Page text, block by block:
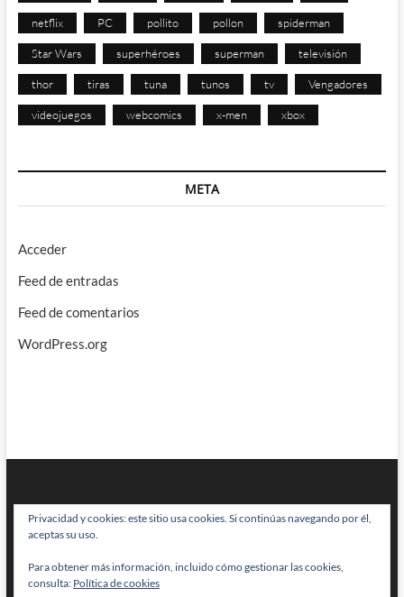
netflix PC pollito pollon spiderman
Star Wars superhéroes superman televisión
thor tiras tuna tunos tv Vengadores
videojuegos webcomics x-men xbox
META
Acceder
Feed de entradas
Feed de comentarios
WordPress.org
BRAINSTOMPING| Diseñado por:Theme Freesia|WordPress| © Todos
los derechos reservados
Privacidad y cookies: este sitio usa cookies. Si continúas navegando por él,
aceptas su uso.
Para obtener más información, incluido cómo gestionar las cookies,
consulta: Política de cookies